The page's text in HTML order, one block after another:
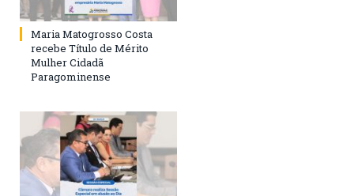
Maria Matogrosso Costa
recebe Título de Mérito
Mulher Cidadã
Paragominense